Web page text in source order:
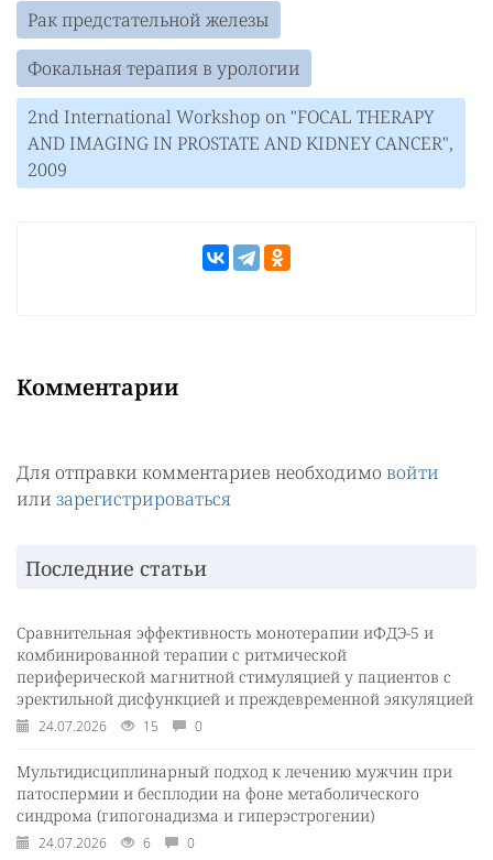
Рак предстательной железы
Фокальная терапия в урологии
2nd International Workshop on "FOCAL THERAPY
AND IMAGING IN PROSTATE AND KIDNEY CANCER",
2009
Комментарии
Для отправки комментариев необходимо войти
или зарегистрироваться
Последние статьи
Сравнительная эффективность монотерапии иФДЭ-5 и
комбинированной терапии с ритмической
периферической магнитной стимуляцией у пациентов с
эректильной дисфункцией и преждевременной эякуляцией
24.07.2026 15 0
Мультидисциплинарный подход к лечению мужчин при
патоспермии и бесплодии на фоне метаболического
синдрома (гипогонадизма и гиперэстрогении)
24.07.2026 6 0